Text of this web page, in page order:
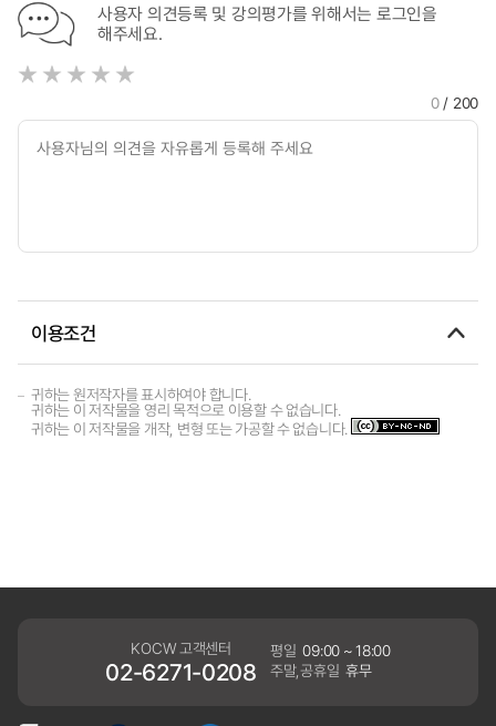
사용자 의견등록 및 강의평가를 위해서는 로그인을
해주세요.
0/ 200
이용조건
귀하는 원저작자를 표시하여야 합니다.
귀하는 이 저작물을 영리 목적으로 이용할 수 없습니다.
귀하는 이 저작물을 개작, 변형 또는 가공할 수 없습니다.
KOCW 고객센터
02-6271-0208
평일 09:00 ~ 18:00
주말,공휴일 휴무